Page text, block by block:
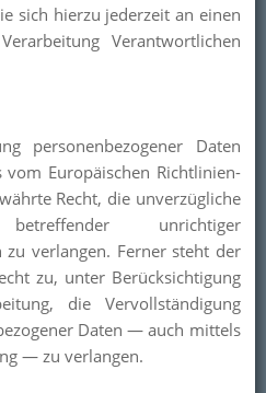
sich hierzu jederzeit an einen
Verantwortlichen
personenbezogener Daten
Europäischen Richtlinien-
Recht, die unverzügliche
unrichtiger
zu verlangen. Ferner steht der
zu, unter Berücksichtigung
die Vervollständigung
Daten — auch mittels
— zu verlangen.